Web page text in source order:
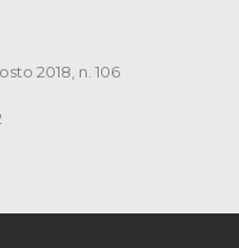
2018, n. 106